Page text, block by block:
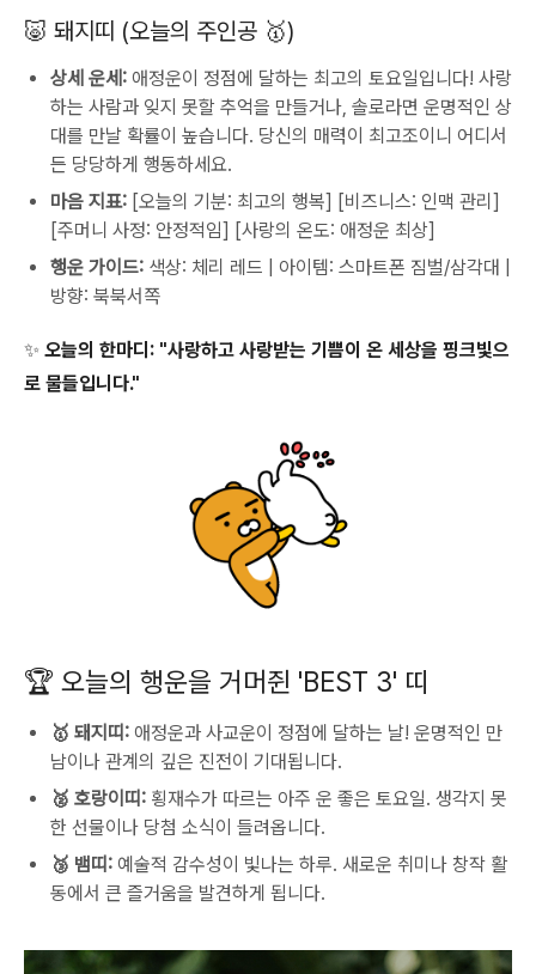
🐷 돼지띠 (오늘의 주인공 🥇)
상세 운세: 애정운이 정점에 달하는 최고의 토요일입니다! 사랑
하는 사람과 잊지 못할 추억을 만들거나, 솔로라면 운명적인 상
대를 만날 확률이 높습니다. 당신의 매력이 최고조이니 어디서
든 당당하게 행동하세요.
마음 지표: [오늘의 기분: 최고의 행복] [비즈니스: 인맥 관리]
[주머니 사정: 안정적임] [사랑의 온도: 애정운 최상]
행운 가이드: 색상: 체리 레드 | 아이템: 스마트폰 짐벌/삼각대 |
방향: 북북서쪽
✨ 오늘의 한마디: "사랑하고 사랑받는 기쁨이 온 세상을 핑크빛으
로 물들입니다."
🏆 오늘의 행운을 거머쥔 'BEST 3' 띠
🥇 돼지띠: 애정운과 사교운이 정점에 달하는 날! 운명적인 만
남이나 관계의 깊은 진전이 기대됩니다.
🥈 호랑이띠: 횡재수가 따르는 아주 운 좋은 토요일. 생각지 못
한 선물이나 당첨 소식이 들려옵니다.
🥉 뱀띠: 예술적 감수성이 빛나는 하루. 새로운 취미나 창작 활
동에서 큰 즐거움을 발견하게 됩니다.